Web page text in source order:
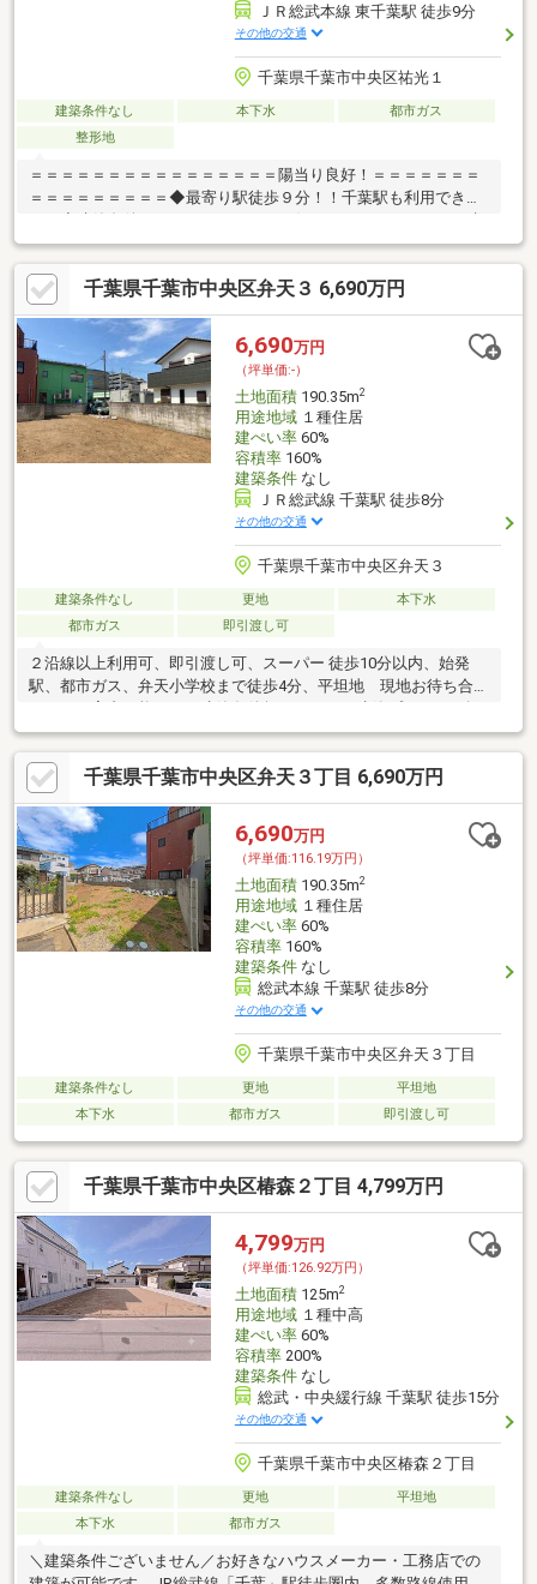
ＪＲ総武本線 東千葉駅 徒歩9分
その他の交通
千葉県千葉市中央区祐光１
建築条件なし 本下水
都市ガス
整形地
＝＝＝＝＝＝＝＝＝＝＝＝＝＝＝＝陽当り良好！＝＝＝＝＝＝＝
＝＝＝＝＝＝＝＝＝◆最寄り駅徒歩９分！！千葉駅も利用できま
す。◆建築条件はありませんので、お好きなハウスメーカーで建
築可能！◆陽当り良好！！◆周辺施設が充実したエリアお気軽に
お問合せください♪
千葉県千葉市中央区弁天３ 6,690万円
6,690万円
（坪単価:-）
土地面積190.35m2
用途地域１種住居
建ぺい率60%
容積率160%
建築条件なし
ＪＲ総武線 千葉駅 徒歩8分
その他の交通
千葉県千葉市中央区弁天３
建築条件なし 更地
本下水
都市ガス
即引渡し可
２沿線以上利用可、即引渡し可、スーパー 徒歩10分以内、始発
駅、都市ガス、弁天小学校まで徒歩4分、平坦地 現地お待ち合わ
案も出来ます。
千葉県千葉市中央区弁天３丁目 6,690万円
6,690万円
（坪単価:116.19万円）
土地面積190.35m2
用途地域１種住居
建ぺい率60%
容積率160%
建築条件なし
総武本線 千葉駅 徒歩8分
その他の交通
千葉県千葉市中央区弁天３丁目
建築条件なし 更地
平坦地
本下水
都市ガス 即引渡し可
千葉県千葉市中央区椿森２丁目 4,799万円
4,799万円
（坪単価:126.92万円）
土地面積125m2
用途地域１種中高
建ぺい率60%
容積率200%
建築条件なし
総武・中央緩行線 千葉駅 徒歩15分
その他の交通
千葉県千葉市中央区椿森２丁目
建築条件なし 更地
平坦地
本下水
都市ガス
＼建築条件ございません／お好きなハウスメーカー・工務店での